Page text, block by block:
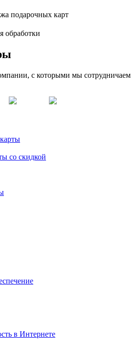
подарочных карт
обработки
с которыми мы сотрудничаем
со скидкой
в Интернете